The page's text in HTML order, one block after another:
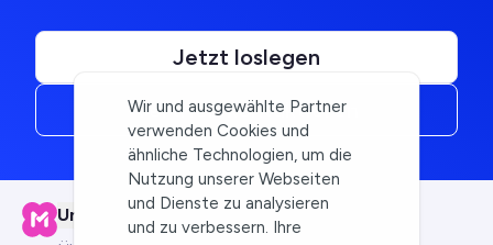
Jetzt loslegen
Vertrieb kontaktieren
Unternehmen
Wir und ausgewählte Partner
verwenden Cookies und
ähnliche Technologien, um die
Nutzung unserer Webseiten
und Dienste zu analysieren
und zu verbessern. Ihre